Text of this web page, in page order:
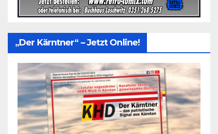
„Der Kärntner“ – Jetzt Online!